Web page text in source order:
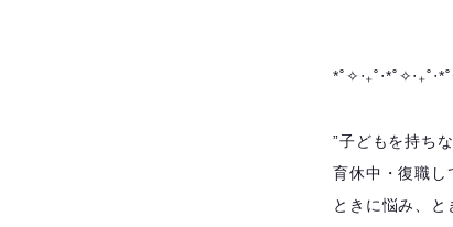
”子どもを持ち
育休中・復職し
ときに悩み、